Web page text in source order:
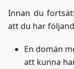
Innan du
att du har
En domän
att kunna